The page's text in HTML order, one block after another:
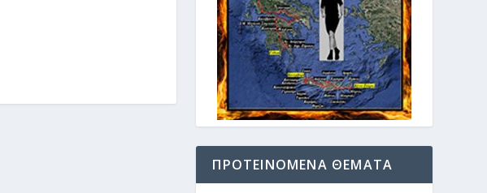
ΠΡΟΤΕΙΝΌΜΕΝΑ ΘΈΜΑΤΑ